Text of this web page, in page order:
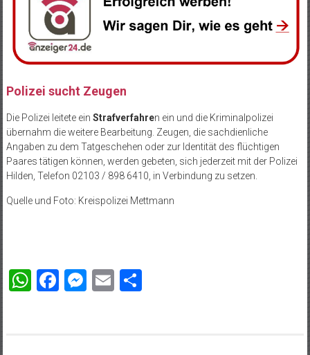
Polizei sucht Zeugen
Die Polizei leitete ein Strafverfahren ein und die Kriminalpolizei
übernahm die weitere Bearbeitung. Zeugen, die sachdienliche
Angaben zu dem Tatgeschehen oder zur Identität des flüchtigen
Paares tätigen können, werden gebeten, sich jederzeit mit der Polizei
Hilden, Telefon 02103 / 898 6410, in Verbindung zu setzen.
Quelle und Foto: Kreispolizei Mettmann
WhatsApp
Facebook
Messenger
Email